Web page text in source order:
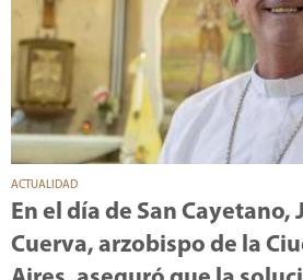
ACTUALIDAD
En el día de San Cayetano,
Cuerva, arzobispo de la